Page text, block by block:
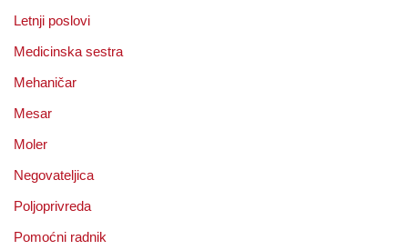
Letnji poslovi
Medicinska sestra
Mehaničar
Mesar
Moler
Negovateljica
Poljoprivreda
Pomoćni radnik